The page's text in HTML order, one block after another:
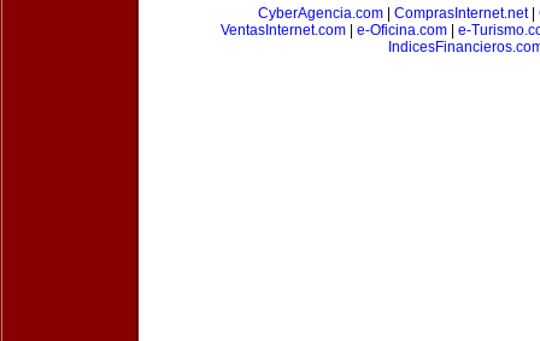
CyberAgencia.com| ComprasInternet.net|
VentasInternet.com
e-Oficina.com
e-